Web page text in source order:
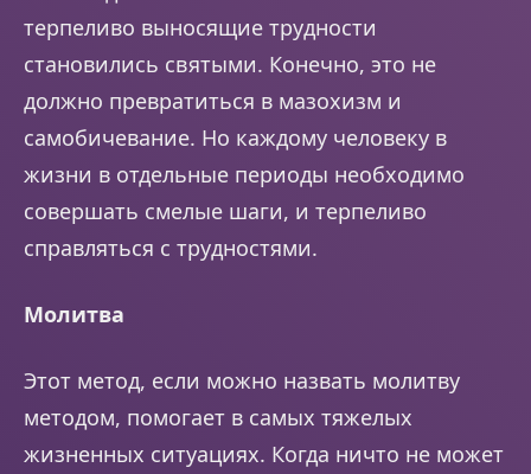
терпеливо выносящие трудности
становились святыми. Конечно, это не
должно превратиться в мазохизм и
самобичевание. Но каждому человеку в
жизни в отдельные периоды необходимо
совершать смелые шаги, и терпеливо
справляться с трудностями.
Молитва
Этот метод, если можно назвать молитву
методом, помогает в самых тяжелых
жизненных ситуациях. Когда ничто не может